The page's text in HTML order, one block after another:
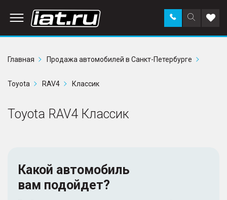
Поиск
по
Заказать
звонок в
Главная
Продажа автомобилей в Санкт-Петербурге
Toyota RAV4 Классик
Toyota RAV4 Классик
Какой автомобиль
вам подойдет?